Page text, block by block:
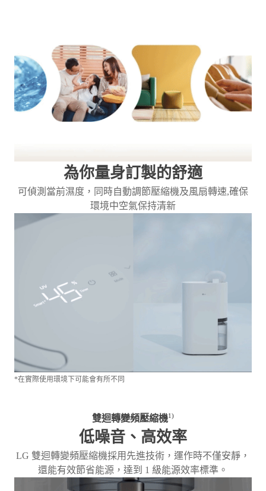
為你量身訂製的舒適
可偵測當前濕度，同時自動調節壓縮機及風扇轉速,確保
環境中空氣保持清新
*在實際使用環境下可能會有所不同
雙迴轉變頻壓縮機1)
低噪音、高效率
LG 雙迴轉變頻壓縮機採用先進技術，運作時不僅安靜，
還能有效節省能源，達到 1 級能源效率標準。